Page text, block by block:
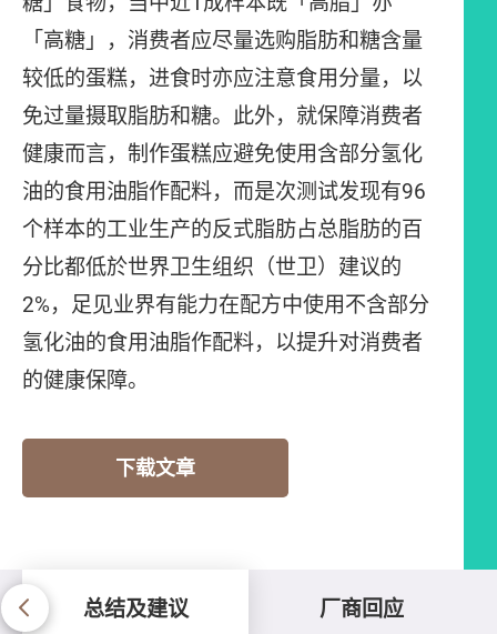
「高糖」，消费者应尽量选购脂肪和糖含量
较低的蛋糕，进食时亦应注意食用分量，以
免过量摄取脂肪和糖。此外，就保障消费者
健康而言，制作蛋糕应避免使用含部分氢化
油的食用油脂作配料，而是次测试发现有96
个样本的工业生产的反式脂肪占总脂肪的百
分比都低於世界卫生组织（世卫）建议的
2%，足见业界有能力在配方中使用不含部分
氢化油的食用油脂作配料，以提升对消费者
的健康保障。
下载文章
总结及建议 厂商回应